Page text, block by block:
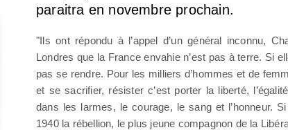
paraitra en novembre prochain.
"Ils ont répondu à l’appel d’un général inconnu,
Londres que la France envahie n’est pas à terre. Si
pas se rendre. Pour les milliers d’hommes et de
et se sacrifier, résister c’est porter la liberté,
dans les larmes, le courage, le sang et l’honneur.
1940 la rébellion, le plus jeune compagnon de la